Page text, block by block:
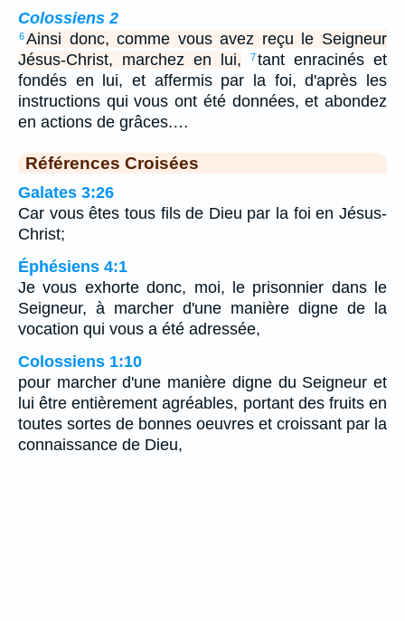
Colossiens 2
6Ainsi donc, comme vous avez reçu le Seigneur
Jésus-Christ, marchez en lui,
7tant enracinés et
fondés en lui, et affermis par la foi, d'après les
instructions qui vous ont été données, et abondez
en actions de grâces.…
Références Croisées
Galates 3:26
Car vous êtes tous fils de Dieu par la foi en Jésus-
Christ;
Éphésiens 4:1
Je vous exhorte donc, moi, le prisonnier dans le
Seigneur, à marcher d'une manière digne de la
vocation qui vous a été adressée,
Colossiens 1:10
pour marcher d'une manière digne du Seigneur et
lui être entièrement agréables, portant des fruits en
toutes sortes de bonnes oeuvres et croissant par la
connaissance de Dieu,